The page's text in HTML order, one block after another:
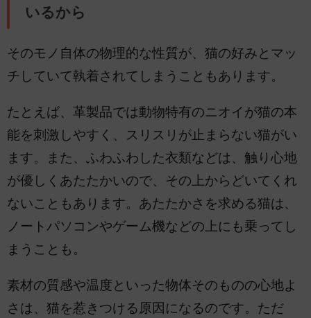
いるから
そのモノ自体の物理的な性質が、猫の好みとマッ
チしていて執着されてしまうこともあります。
たとえば、革製品では動物特有のニオイが猫の本
能を刺激しやすく、スリスリが止まらない猫がい
ます。また、ふわふわした衣類などは、触り心地
が優しくあたたかいので、その上からどいてくれ
ないこともあります。あたたかさを求める猫は、
ノートパソコンやゲーム機などの上にも乗ってし
まうことも。
素材の質感や温度といった物体そのものの心地よ
さは、猫を惹きつける原因になるのです。ただ